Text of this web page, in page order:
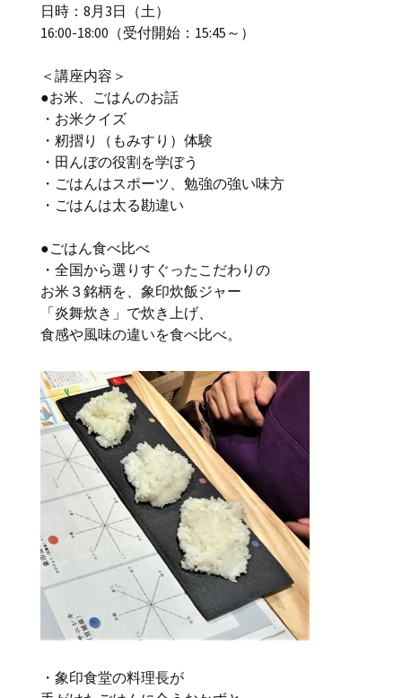
日時：8月3日（土）
16:00-18:00（受付開始：15:45～）
＜講座内容＞
●お米、ごはんのお話
・お米クイズ
・籾摺り（もみすり）体験
・田んぼの役割を学ぼう
・ごはんはスポーツ、勉強の強い味方
・ごはんは太る勘違い
●ごはん食べ比べ
・全国から選りすぐったこだわりの
お米３銘柄を、象印炊飯ジャー
「炎舞炊き」で炊き上げ、
食感や風味の違いを食べ比べ。
・象印食堂の料理長が